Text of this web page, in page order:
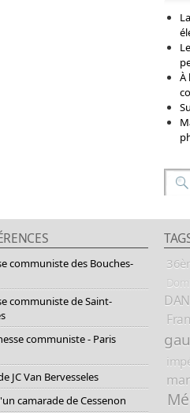
À
communiste des Bouches-
communiste de Saint-
communiste - Paris
JC Van Bervesseles
camarade de Cessenon